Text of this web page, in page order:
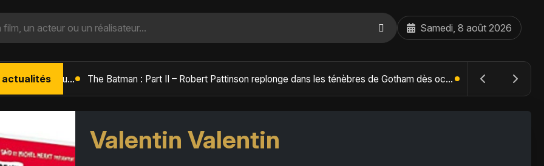
Samedi, 8 août 2026
actualités L'Âge de Glace : Le Réveil du Volcan – Manny, Sid et Diego de retour pour une aventure explosive The Batman : Part II – Robert Pattinson replonge dans les ténèbres de Gotham dès octobre 2027
Valentin Valentin